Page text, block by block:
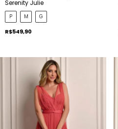
Serenity Julie
P M G
R$549,90